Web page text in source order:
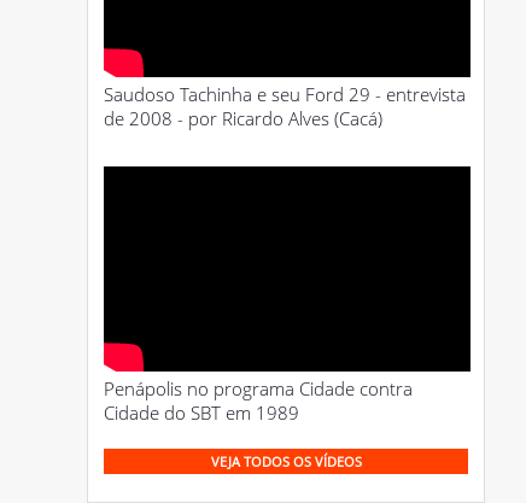
Saudoso Tachinha e seu Ford 29 - entrevista
de 2008 - por Ricardo Alves (Cacá)
Penápolis no programa Cidade contra
Cidade do SBT em 1989
VEJA TODOS OS VÍDEOS